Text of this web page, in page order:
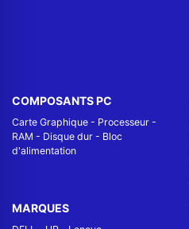
COMPOSANTS PC
Carte Graphique - Processeur -
RAM - Disque dur - Bloc
d'alimentation
MARQUES